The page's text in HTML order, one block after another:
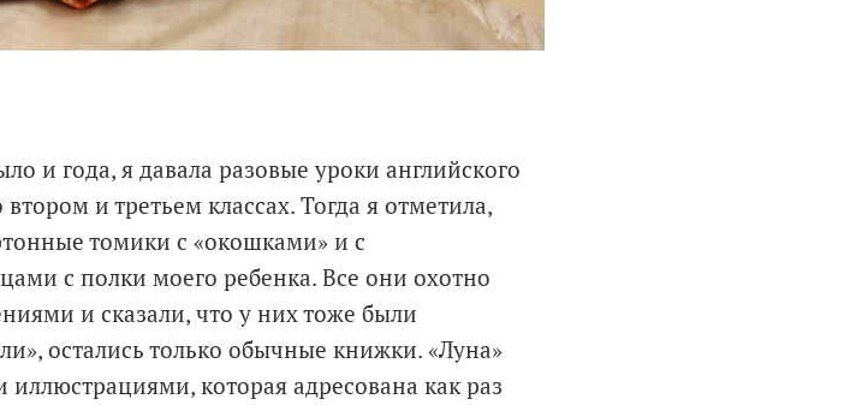
и года, я давала разовые уроки английского
и третьем классах. Тогда я отметила,
томики с «окошками» и с
с полки моего ребенка. Все они охотно
и сказали, что у них тоже были
остались только обычные книжки. «Луна»
которая адресована как раз